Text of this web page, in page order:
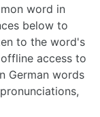
word in
below to
to the word's
access to
German words